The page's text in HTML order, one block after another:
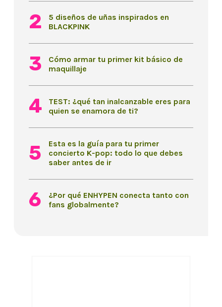
5 diseños de uñas inspirados en
BLACKPINK
Cómo armar tu primer kit básico de
maquillaje
TEST: ¿qué tan inalcanzable eres para
quien se enamora de ti?
Esta es la guía para tu primer
concierto K-pop: todo lo que debes
saber antes de ir
¿Por qué ENHYPEN conecta tanto con
fans globalmente?